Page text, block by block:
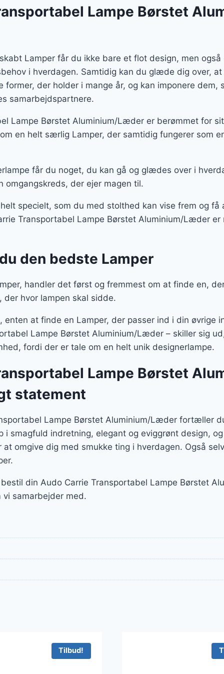
kr..1.066 kr..
Lampe Børstet
Lamper får du ikke bare et flot design, men
i hverdagen. Samtidig kan du glæde dig over,
former, der holder i mange år, og kan imponere dem,
samarbejdspartnere.
Lampe Børstet Aluminium/Læder er berømmet for
en helt særlig Lamper, der samtidig fungerer som
får du noget, du kan gå og glædes over i
omgangskreds, der ejer magen til.
specielt, som du med stolthed kan vise frem og få
Transportabel Lampe Børstet Aluminium/Læder
den bedste Lamper
handler det først og fremmest om at finde en,
der hvor lampen skal sidde.
at finde en Lamper, der passer ind i din øvrige
Lampe Børstet Aluminium/Læder – skiller sig
fordi der er tale om en helt unik designerlampe.
Lampe Børstet
statement
Lampe Børstet Aluminium/Læder fortæller
i smagfuld indretning, elegant og eviggrønt design,
omgive dig med smukke ting i hverdagen. Også
din Audo Carrie Transportabel Lampe Børstet
samarbejder med.
Tilbud!